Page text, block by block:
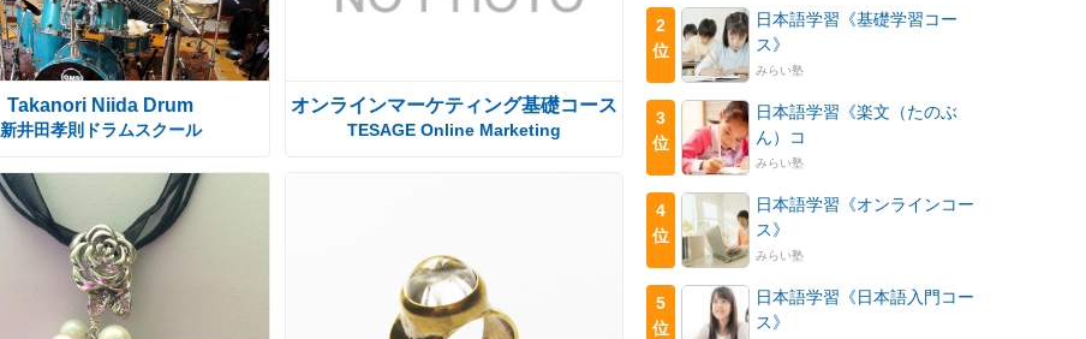
Takanori Niida Drum
新井田孝則ドラムスクール
オンラインマーケティング基礎コース
TESAGE Online Marketing
2
位
日本語学習《基礎学習コー
ス》
みらい塾
3
位
日本語学習《楽文（たのぶ
ん）コ
みらい塾
4
位
日本語学習《オンラインコー
ス》
みらい塾
5
位
日本語学習《日本語入門コー
ス》